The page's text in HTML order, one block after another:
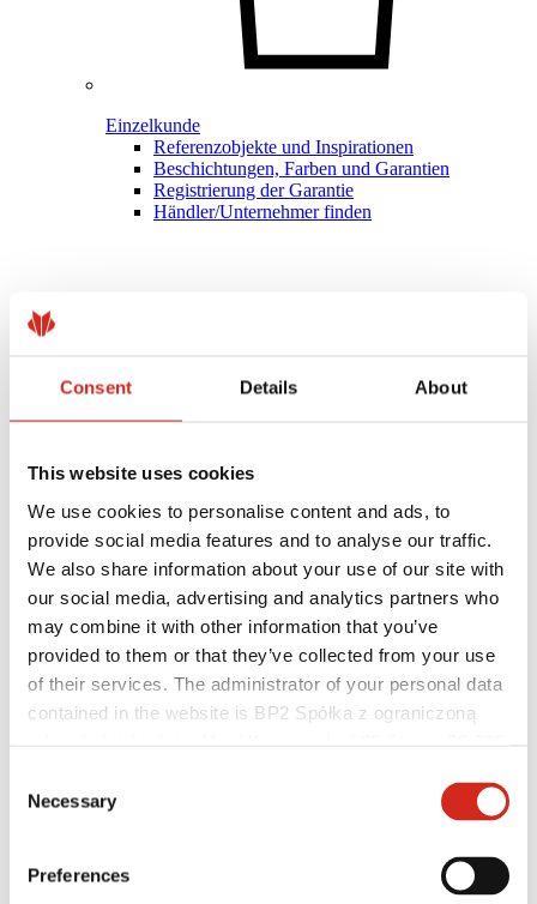
Consent Details About
This website uses cookies
We use cookies to personalise content and ads, to
provide social media features and to analyse our traffic.
We also share information about your use of our site with
our social media, advertising and analytics partners who
may combine it with other information that you’ve
provided to them or that they’ve collected from your use
of their services. The administrator of your personal data
contained in the website is BP2 Spółka z ograniczoną
121387608.
Selection
Necessary
Preferences
Einzelkunde
Referenzobjekte und Inspirationen
Beschichtungen, Farben und Garantien
Registrierung der Garantie
Händler/Unternehmer finden
Hilfreiche Links
Beschichtungen, Farben und Garantien
Garantie-Registrierung
Herunterladen
Montagefirma suchen
BIM-Bibliothek